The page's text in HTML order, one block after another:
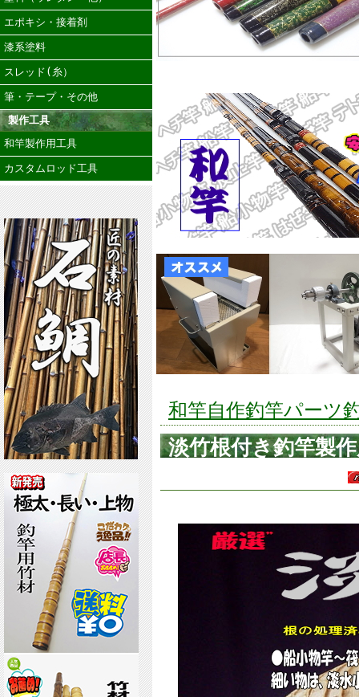
エポキシ・接着剤
漆系塗料
スレッド(糸）
筆・テープ・その他
製作工具
和竿製作用工具
カスタムロッド工具
和竿自作釣竿パーツ釣
淡竹根付き釣竿製